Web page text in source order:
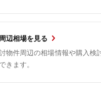
辺相場を見る
物件周辺の相場情報や購入検
きます。